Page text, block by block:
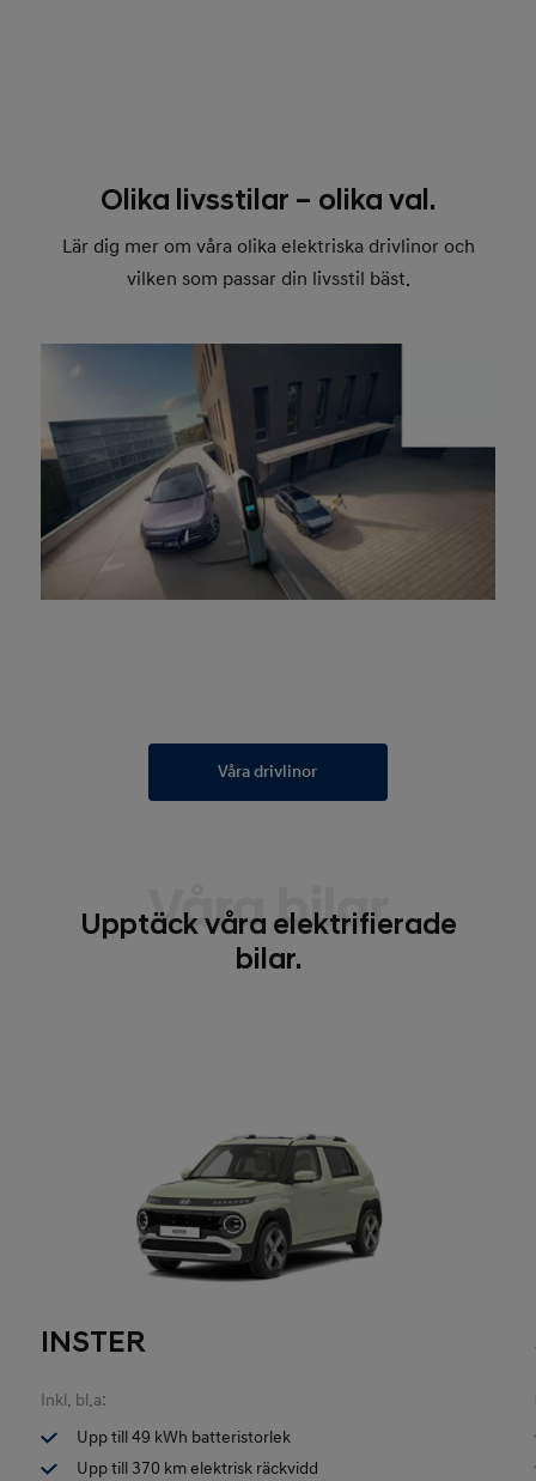
Olika livsstilar – olika val.
Lär dig mer om våra olika elektriska drivlinor och
vilken som passar din livsstil bäst.
Våra drivlinor
Våra bilar
Upptäck våra elektrifierade
bilar.
INSTER
Inkl. bl.a:
Upp till 49 kWh batteristorlek
Upp till 370 km elektrisk räckvidd